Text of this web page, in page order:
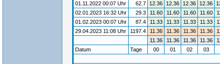
01.11.2022 00:07 Uhr
62.7 12.36 12.36 12.36 12.36
02.01.2023 16:32 Uhr
29.3 11.60 11.60 11.60 11.60
01.02.2023 00:07 Uhr
87.4 11.33 11.33 11.33 11.33
29.04.2023 11:08 Uhr
1197.4 11.36 11.36 11.36 11.36
11.36
11.36 11.36 11.36
Datum
Tage 00 01 02 03